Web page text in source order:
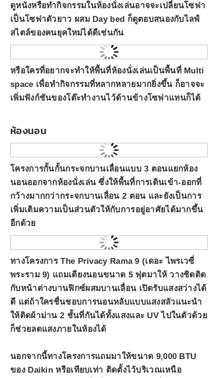
ดูหนังหรือทำกิจกรรมในห้องนั่งเล่นอาจจะเปลี่ยนโซฟา
เป็นโซฟาตัวยาว ผสม Day bed ก็ดูตอบสนองกับไลฟ์
สไตล์ของคนยุคใหม่ได้ดีเช่นกัน
หรือใครที่อยากจะทำให้พื้นที่ห้องนั่งเล่นเป็นพื้นที่ Multi
space เพื่อทำกิจกรรมที่หลากหลายมากยิ่งขึ้น ก็อาจจะ
เพิ่มฟังก์ชันของโต๊ะทำงานไว้ด้านข้างโซฟาแทนก็ได้
ห้องนอน
โครงการกั้นกั้นกระจกบานเลื่อนแบบ 3 ตอนแยกห้อง
นอนออกจากห้องนั่งเล่น ซึ่งให้พื้นที่การเดินเข้า-ออกที่
กว้างมากกว่ากระจกบานเลื่อน 2 ตอน และยังเป็นการ
เพิ่มเติมความเป็นส่วนตัวให้กับการอยู่อาศัยได้มากขึ้น
อีกด้วย
ทางโครงการThe Privacy Rama 9 (เดอะ ไพรเวซี่
พระราม 9) แถมเตียงนอนขนาด 5 ฟุตมาให้ วางชิดติด
กับหน้าต่างบานฟิกซ์ผสมบานเลื่อน เปิดรับแสงสว่างได้
ดี แต่ถ้าใครชื่นชอบการนอนหลับแบบแสงสลัวแนะนำ
ให้ติดผ้าม่าน 2 ชั้นที่กันได้ทั้งแสงและ UV ไปในตัวด้วย
ก็ช่วยลดแสงภายในห้องได้
นอกจากนี้ทางโครงการแถมมาให้ขนาด 9,000 BTU
ของ Daikin หรือเทียบเท่า ติดตั้งไว้บริเวณเหนือ